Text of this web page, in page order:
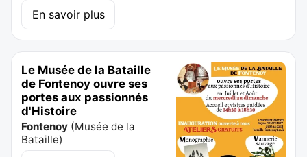
En savoir plus
Le Musée de la Bataille
de Fontenoy ouvre ses
portes aux passionnés
d'Histoire
Fontenoy (Musée de la
Bataille)